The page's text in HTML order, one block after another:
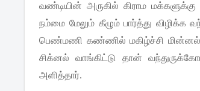
வண்டியின் அருகில் கிராம மக்களுக்கு
நம்மை மேலும் கீழும் பார்த்து விழிக்க
பெண்மணி கண்ணில் மகிழ்ச்சி மின்னல்
சிக்னல்
வாங்கிட்டு தான்
அளித்தார்.